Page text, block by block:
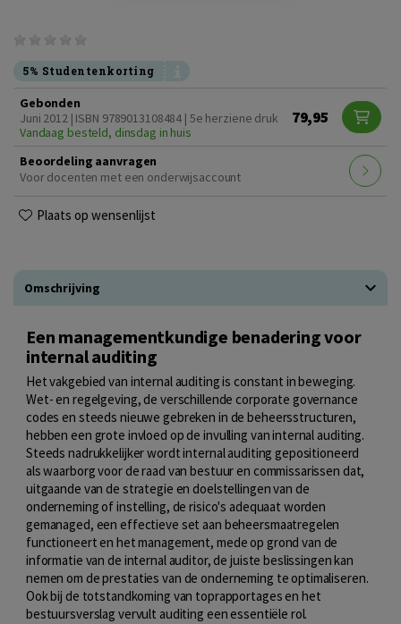
5% Studentenkorting
Gebonden
Juni 2012 | ISBN 9789013108484 | 5e herziene druk
Vandaag besteld, dinsdag in huis
79,95
Beoordeling aanvragen
Voor docenten met een onderwijsaccount
Plaats op wensenlijst
Omschrijving
Een managementkundige benadering voor
internal auditing
Het vakgebied van internal auditing is constant in beweging.
Wet- en regelgeving, de verschillende corporate governance
codes en steeds nieuwe gebreken in de beheersstructuren,
hebben een grote invloed op de invulling van internal auditing.
Steeds nadrukkelijker wordt internal auditing gepositioneerd
als waarborg voor de raad van bestuur en commissarissen dat,
uitgaande van de strategie en doelstellingen van de
onderneming of instelling, de risico's adequaat worden
gemanaged, een effectieve set aan beheersmaatregelen
functioneert en het management, mede op grond van de
informatie van de internal auditor, de juiste beslissingen kan
nemen om de prestaties van de onderneming te optimaliseren.
Ook bij de totstandkoming van toprapportages en het
bestuursverslag vervult auditing een essentiële rol.